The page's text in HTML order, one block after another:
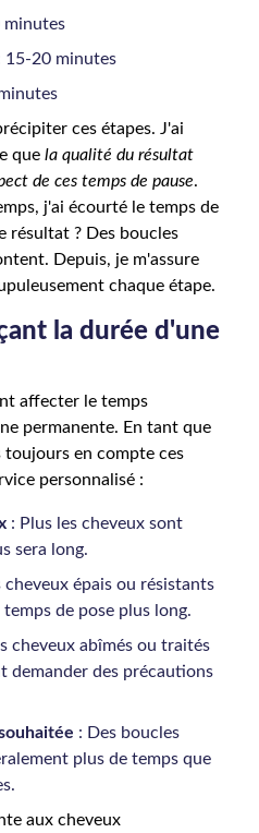
minutes
15-20 minutes
ces étapes. J'ai
que la qualité du résultat
de ces temps de pause.
j'ai écourté le temps de
résultat ? Des boucles
Depuis, je m'assure
chaque étape.
la durée d'une
affecter le temps
permanente. En tant que
toujours en compte ces
personnalisé :
: Plus les cheveux sont
sera long.
cheveux épais ou résistants
de pose plus long.
cheveux abîmés ou traités
demander des précautions
: Des boucles
plus de temps que
aux cheveux